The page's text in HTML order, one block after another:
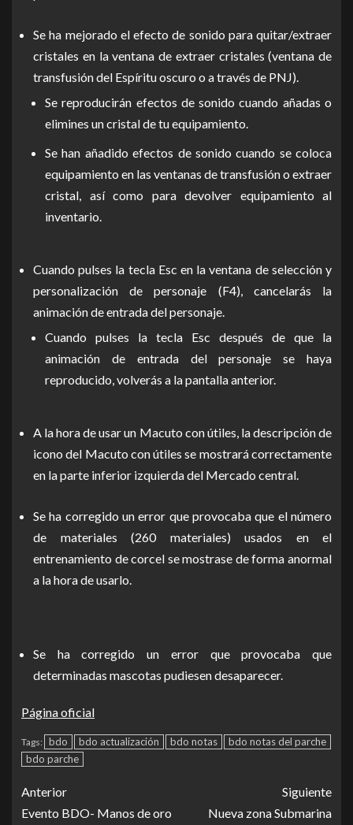
Se ha mejorado el efecto de sonido para quitar/extraer
cristales en la ventana de extraer cristales (ventana de
transfusión del Espíritu oscuro o a través de PNJ).
Se reproducirán efectos de sonido cuando añadas o
elimines un cristal de tu equipamiento.
Se han añadido efectos de sonido cuando se coloca
equipamiento en las ventanas de transfusión o extraer
cristal, así como para devolver equipamiento al
inventario.
Cuando pulses la tecla Esc en la ventana de selección y
personalización de personaje (F4), cancelarás la
animación de entrada del personaje.
Cuando pulses la tecla Esc después de que la
animación de entrada del personaje se haya
reproducido, volverás a la pantalla anterior.
A la hora de usar un Macuto con útiles, la descripción de
icono del Macuto con útiles se mostrará correctamente
en la parte inferior izquierda del Mercado central.
Se ha corregido un error que provocaba que el número
de materiales (260 materiales) usados en el
entrenamiento de corcel se mostrase de forma anormal
a la hora de usarlo.
Se ha corregido un error que provocaba que
determinadas mascotas pudiesen desaparecer.
Página oficial
Tags: bdo bdo actualización bdo notas
bdo notas del parche
bdo parche
Anterior
Evento BDO- Manos de oro
Siguiente
Nueva zona Submarina